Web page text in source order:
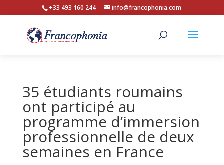
+33 493 160 244 info@francophonia.com
35 étudiants roumains
ont participé au
programme d’immersion
professionnelle de deux
semaines en France